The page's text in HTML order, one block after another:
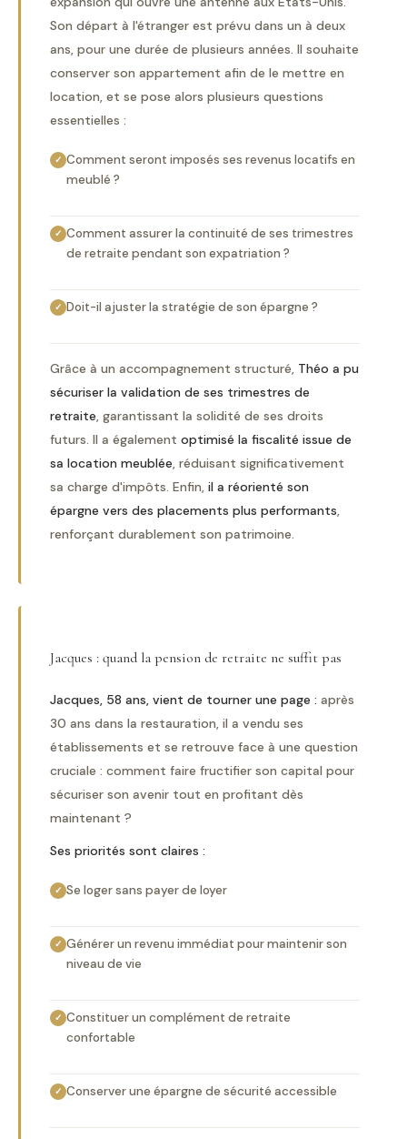
Son départ à l'étranger est prévu dans un à deux
ans, pour une durée de plusieurs années. Il souhaite
conserver son appartement afin de le mettre en
location, et se pose alors plusieurs questions
essentielles :
✓ Comment seront imposés ses revenus locatifs en
meublé ?
✓ Comment assurer la continuité de ses trimestres
de retraite pendant son expatriation ?
✓ Doit-il ajuster la stratégie de son épargne ?
Grâce à un accompagnement structuré, Théo a pu
sécuriser la validation de ses trimestres de
retraite, garantissant la solidité de ses droits
futurs. Il a également optimisé la fiscalité issue de
sa location meublée, réduisant significativement
sa charge d'impôts. Enfin, il a réorienté son
épargne vers des placements plus performants,
renforçant durablement son patrimoine.
Jacques : quand la pension de retraite ne suffit pas
Jacques, 58 ans, vient de tourner une page : après
30 ans dans la restauration, il a vendu ses
établissements et se retrouve face à une question
cruciale : comment faire fructifier son capital pour
sécuriser son avenir tout en profitant dès
maintenant ?
Ses priorités sont claires :
✓ Se loger sans payer de loyer
✓ Générer un revenu immédiat pour maintenir son
niveau de vie
✓ Constituer un complément de retraite
confortable
✓ Conserver une épargne de sécurité accessible